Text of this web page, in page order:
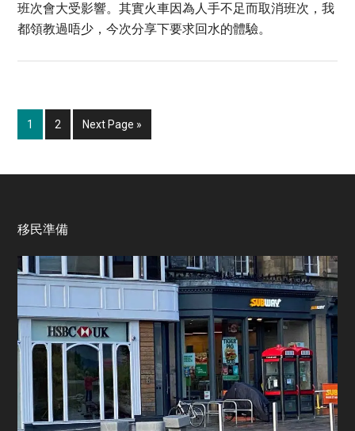
班次會大受影響。其實火車因為人手不足而取消班次，我
都領教過唔少，今次分享下要求回水的體驗。
Page
1 Page
2
Go
to
Next Page »
Footer
移民準備